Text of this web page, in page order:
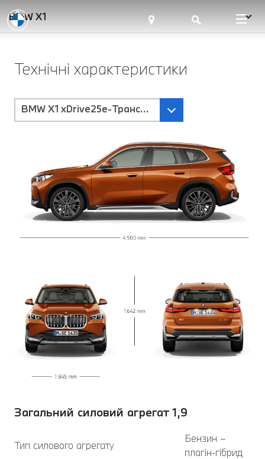
BMW X1
Технічні характеристики
BMW X1 xDrive25e-Трансмісія Steptronic з
Загальний силовий агрегат 1,9
Тип силового агрегату
Бензин –
плагін-гібрид